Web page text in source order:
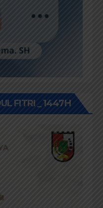
FITRI _ 1447H